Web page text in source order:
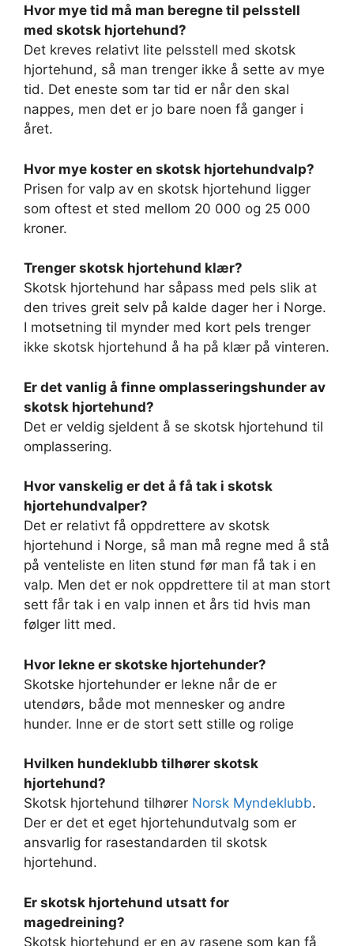
Hvor mye tid må man beregne til pelsstell
med skotsk hjortehund?
Det kreves relativt lite pelsstell med skotsk
hjortehund, så man trenger ikke å sette av mye
tid. Det eneste som tar tid er når den skal
nappes, men det er jo bare noen få ganger i
året.
Hvor mye koster en skotsk hjortehundvalp?
Prisen for valp av en skotsk hjortehund ligger
som oftest et sted mellom 20 000 og 25 000
kroner.
Trenger skotsk hjortehund klær?
Skotsk hjortehund har såpass med pels slik at
den trives greit selv på kalde dager her i Norge.
I motsetning til mynder med kort pels trenger
ikke skotsk hjortehund å ha på klær på vinteren.
Er det vanlig å finne omplasseringshunder av
skotsk hjortehund?
Det er veldig sjeldent å se skotsk hjortehund til
omplassering.
Hvor vanskelig er det å få tak i skotsk
hjortehundvalper?
Det er relativt få oppdrettere av skotsk
hjortehund i Norge, så man må regne med å stå
på venteliste en liten stund før man få tak i en
valp. Men det er nok oppdrettere til at man stort
sett får tak i en valp innen et års tid hvis man
følger litt med.
Hvor lekne er skotske hjortehunder?
Skotske hjortehunder er lekne når de er
utendørs, både mot mennesker og andre
hunder. Inne er de stort sett stille og rolige
Hvilken hundeklubb tilhører skotsk
hjortehund?
Skotsk hjortehund tilhører Norsk Myndeklubb.
Der er det et eget hjortehundutvalg som er
ansvarlig for rasestandarden til skotsk
hjortehund.
Er skotsk hjortehund utsatt for
magedreining?
Skotsk hjortehund er en av rasene som kan få